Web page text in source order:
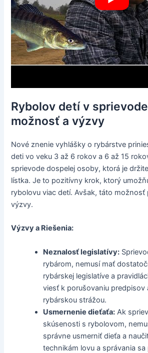
Rybolov detí v
možnosť a výzvy
Nové znenie vyhlášky o rybárstve
deti vo veku 3 až 6 rokov a 6 až 15
sprievode dospelej osoby, ktorá je
lístka. Je to pozitívny krok, ktorý
rybolovu viac detí. Avšak, táto možnosť
výzvy.
Výzvy a Riešenia:
Neznalosť legislatívy:
rybárom, nemusí mať
rybárskej legislatíve a
viesť k porušovaniu predpisov
rybárskou strážou.
Usmernenie dieťaťa: Ak
skúsenosti s rybolovom,
správne usmerniť dieťa a
technikám lovu a správania sa